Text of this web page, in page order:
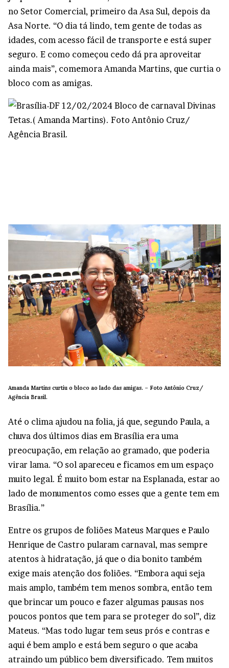
no Setor Comercial, primeiro da Asa Sul, depois da
Asa Norte. “O dia tá lindo, tem gente de todas as
idades, com acesso fácil de transporte e está super
seguro. E como começou cedo dá pra aproveitar
ainda mais”, comemora Amanda Martins, que curtia o
bloco com as amigas.
Amanda Martins curtiu o bloco ao lado das amigas. – Foto Antônio Cruz/
Agência Brasil.
Até o clima ajudou na folia, já que, segundo Paula, a
chuva dos últimos dias em Brasília era uma
preocupação, em relação ao gramado, que poderia
virar lama. “O sol apareceu e ficamos em um espaço
muito legal. É muito bom estar na Esplanada, estar ao
lado de monumentos como esses que a gente tem em
Brasília.”
Entre os grupos de foliões Mateus Marques e Paulo
Henrique de Castro pularam carnaval, mas sempre
atentos à hidratação, já que o dia bonito também
exige mais atenção dos foliões. “Embora aqui seja
mais amplo, também tem menos sombra, então tem
que brincar um pouco e fazer algumas pausas nos
poucos pontos que tem para se proteger do sol”, diz
Mateus. “Mas todo lugar tem seus prós e contras e
aqui é bem amplo e está bem seguro o que acaba
atraindo um público bem diversificado. Tem muitos